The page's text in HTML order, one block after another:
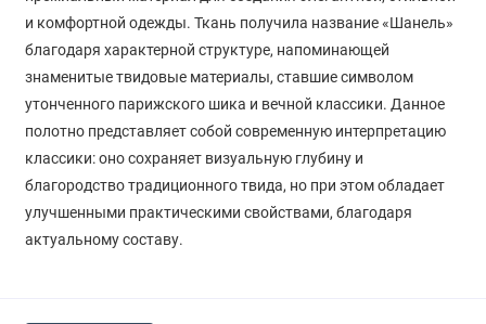
и комфортной одежды. Ткань получила название «Шанель»
благодаря характерной структуре, напоминающей
знаменитые твидовые материалы, ставшие символом
утонченного парижского шика и вечной классики. Данное
полотно представляет собой современную интерпретацию
классики: оно сохраняет визуальную глубину и
благородство традиционного твида, но при этом обладает
улучшенными практическими свойствами, благодаря
актуальному составу.